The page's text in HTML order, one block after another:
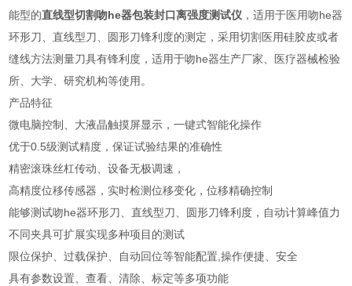
能型的直线型切割吻he器包装封口离强度测试仪 ，适用于医用吻he器
环形刀、直线型刀、圆形刀锋利度的测定，采用切割医用硅胶皮或者
缝线方法测量刀具有锋利度，适用于吻he器生产厂家、医疗器械检验
所、大学、研究机构等使用。
产品特征
微电脑控制、大液晶触摸屏显示，一键式智能化操作
优于0.5级测试精度，保证试验结果的准确性
精密滚珠丝杠传动、设备无极调速，
高精度位移传感器，实时检测位移变化，位移精确控制
能够测试吻he器环形刀、直线型刀、圆形刀锋利度，自动计算峰值力
不同夹具可扩展实现多种项目的测试
限位保护、过载保护、自动回位等智能配置,操作便捷、安全
具有参数设置、查看、清除、标定等多项功能